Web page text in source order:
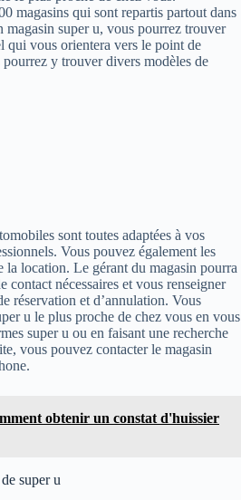
magasins qui sont repartis partout dans
magasin super u, vous pourrez trouver
qui vous orientera vers le point de
y trouver divers modèles de
sont toutes adaptées à vos
Vous pouvez également les
la location. Le gérant du magasin pourra
nécessaires et vous renseigner
réservation et d’annulation. Vous
u le plus proche de chez vous en vous
super u ou en faisant une recherche
vous pouvez contacter le magasin
obtenir un constat d'huissier
super u